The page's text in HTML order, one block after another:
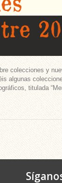
colecciones y
algunas
titulada